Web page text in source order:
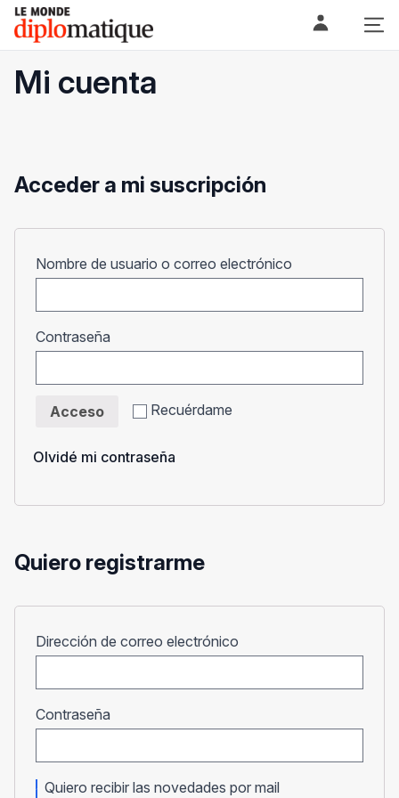
Skip
content
Le monde diplomatique
Mi cuenta
Acceder a mi suscripción
Nombre de usuario o correo electrónico
Contraseña
Recuérdame
Acceso
Olvidé mi contraseña
Quiero registrarme
Dirección de correo electrónico
Contraseña
Quiero recibir las novedades por mail